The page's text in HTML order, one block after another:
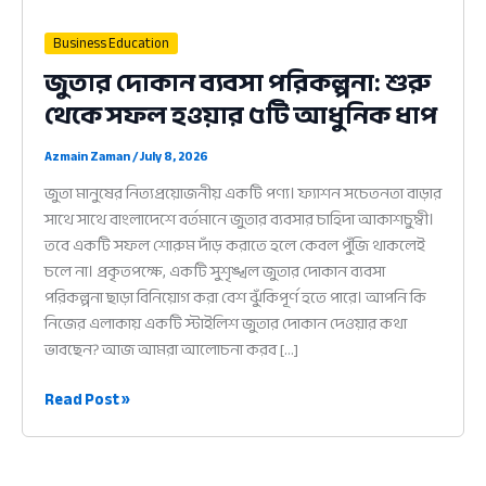
Business Education
জুতার দোকান ব্যবসা পরিকল্পনা: শুরু
থেকে সফল হওয়ার ৫টি আধুনিক ধাপ
Azmain Zaman/July 8, 2026
জুতা মানুষের নিত্যপ্রয়োজনীয় একটি পণ্য। ফ্যাশন সচেতনতা বাড়ার
সাথে সাথে বাংলাদেশে বর্তমানে জুতার ব্যবসার চাহিদা আকাশচুম্বী।
তবে একটি সফল শোরুম দাঁড় করাতে হলে কেবল পুঁজি থাকলেই
চলে না। প্রকৃতপক্ষে, একটি সুশৃঙ্খল জুতার দোকান ব্যবসা
পরিকল্পনা ছাড়া বিনিয়োগ করা বেশ ঝুঁকিপূর্ণ হতে পারে। আপনি কি
নিজের এলাকায় একটি স্টাইলিশ জুতার দোকান দেওয়ার কথা
ভাবছেন? আজ আমরা আলোচনা করব […]
জুতার
Read Post »